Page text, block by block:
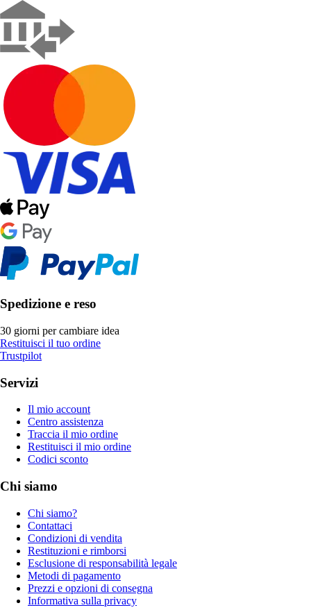
Spedizione e reso
30 giorni per cambiare idea
Restituisci il tuo ordine
Trustpilot
Servizi
Il mio account
Centro assistenza
Traccia il mio ordine
Restituisci il mio ordine
Codici sconto
Chi siamo
Chi siamo?
Contattaci
Condizioni di vendita
Restituzioni e rimborsi
Esclusione di responsabilità legale
Metodi di pagamento
Prezzi e opzioni di consegna
Informativa sulla privacy